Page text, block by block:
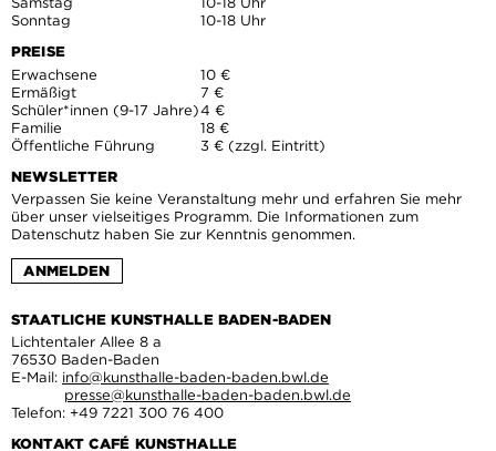
Sonntag
10-18 Uhr
PREISE
Erwachsene
10 €
Ermäßigt
7 €
Schüler*innen (9-17 Jahre)4 €
Familie
18 €
Öffentliche Führung
3 € (zzgl. Eintritt)
NEWSLETTER
Verpassen Sie keine Veranstaltung mehr und erfahren Sie mehr
über unser vielseitiges Programm. Die Informationen zum
Datenschutz haben Sie zur Kenntnis genommen.
ANMELDEN
STAATLICHE KUNSTHALLE BADEN-BADEN
Lichtentaler Allee 8 a
76530 Baden-Baden
E-Mail: info@kunsthalle-baden-baden.bwl.de
presse@kunsthalle-baden-baden.bwl.de
Telefon: +49 7221 300 76 400
KONTAKT CAFÉ KUNSTHALLE